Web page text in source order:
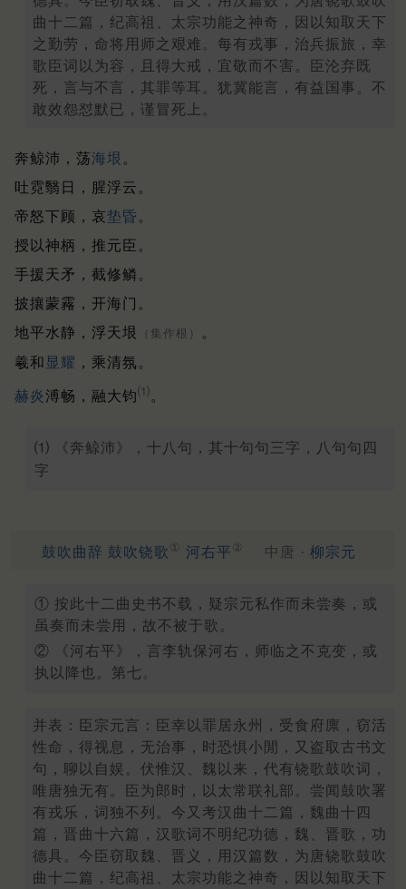
曲十二篇，纪高祖、太宗功能之神奇，因以知取天下
之勤劳，命将用师之艰难。每有戎事，治兵振旅，幸
歌臣词以为容，且得大戒，宜敬而不害。臣沦弃既
死，言与不言，其罪等耳。犹冀能言，有益国事。不
敢效怨怼默已，谨冒死上。
奔鲸沛，荡海垠 。
吐霓翳日，腥浮云。
帝怒下顾，哀垫昏 。
授以神柄，推元臣。
手援天矛，截修鳞。
披攘蒙霿，开海门。
地平水静，浮天垠
（集作根）
。
羲和 显耀 ，乘清氛。
赫炎溥畅，融大钧⑴ 。
⑴ 《奔鲸沛》，十八句，其十句句三字，八句句四
字
鼓吹曲辞 鼓吹铙歌 ① 河右平 ② 中唐 · 柳宗元
① 按此十二曲史书不载，疑宗元私作而未尝奏，或
虽奏而未尝用，故不被于歌。
② 《河右平》，言李轨保河右，师临之不克变，或
执以降也。第七。
并表：臣宗元言：臣幸以罪居永州，受食府廪，窃活
性命，得视息，无治事，时恐惧小閒，又盗取古书文
句，聊以自娱。伏惟汉、魏以来，代有铙歌鼓吹词，
唯唐独无有。臣为郎时，以太常联礼部。尝闻鼓吹署
有戎乐，词独不列。今又考汉曲十二篇，魏曲十四
篇，晋曲十六篇，汉歌词不明纪功德，魏、晋歌，功
德具。今臣窃取魏、晋义，用汉篇数，为唐铙歌鼓吹
曲十二篇，纪高祖、太宗功能之神奇，因以知取天下